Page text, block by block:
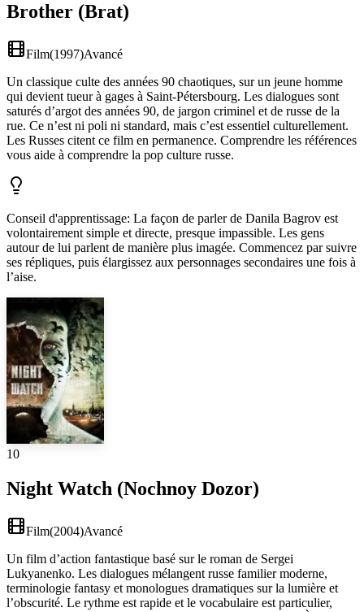
Brother (Brat)
Film(1997)Avancé
Un classique culte des années 90 chaotiques, sur un jeune homme
qui devient tueur à gages à Saint-Pétersbourg. Les dialogues sont
saturés d’argot des années 90, de jargon criminel et de russe de la
rue. Ce n’est ni poli ni standard, mais c’est essentiel culturellement.
Les Russes citent ce film en permanence. Comprendre les références
vous aide à comprendre la pop culture russe.
Conseil d'apprentissage: La façon de parler de Danila Bagrov est
volontairement simple et directe, presque impassible. Les gens
autour de lui parlent de manière plus imagée. Commencez par suivre
ses répliques, puis élargissez aux personnages secondaires une fois à
l’aise.
10
Night Watch (Nochnoy Dozor)
Film(2004)Avancé
Un film d’action fantastique basé sur le roman de Sergei
Lukyanenko. Les dialogues mélangent russe familier moderne,
terminologie fantasy et monologues dramatiques sur la lumière et
l’obscurité. Le rythme est rapide et le vocabulaire est particulier,